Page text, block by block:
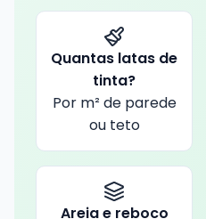
Quantas latas de
tinta?
Por m² de parede
ou teto
Areia e reboco